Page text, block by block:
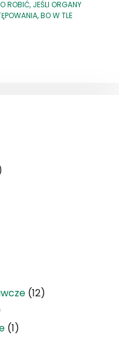
ROBIĆ, JEŚLI ORGANY
BO W TLE
(12)
(1)